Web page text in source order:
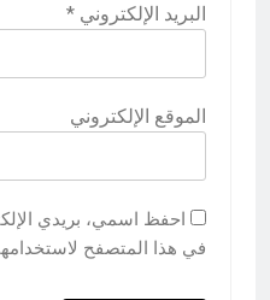
البريد الإلكتروني *
الموقع الإلكتروني
احفظ اسمي، بريدي
في هذا المتصفح